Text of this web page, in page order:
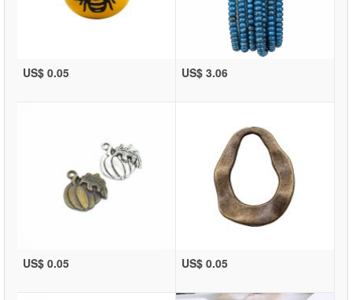
US$ 0.05 US$ 3.06
US$ 0.05 US$ 0.05